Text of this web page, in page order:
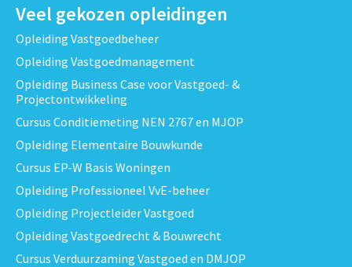
Veel gekozen opleidingen
Opleiding Vastgoedbeheer
Opleiding Vastgoedmanagement
Opleiding Business Case voor Vastgoed- &
Projectontwikkeling
Cursus Conditiemeting NEN 2767 en MJOP
Opleiding Elementaire Bouwkunde
Cursus EP-W Basis Woningen
Opleiding Professioneel VvE-beheer
Opleiding Projectleider Vastgoed
Opleiding Vastgoedrecht & Bouwrecht
Cursus Verduurzaming Vastgoed en DMJOP